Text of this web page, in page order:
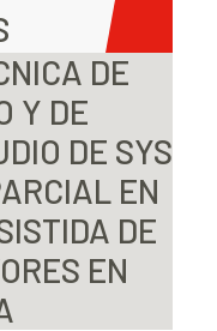
DE
Y DE
DE SYS
EN
DE
EN